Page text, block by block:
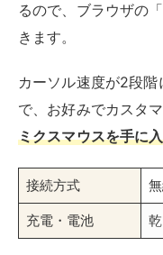
るので、ブラウザの
きます。
カーソル速度が2段
で、お好みでカスタ
ミクスマウスを手に
接続方式
充電・電池